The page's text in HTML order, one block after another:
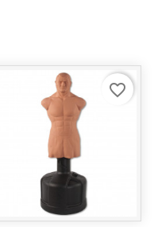
favorite_border